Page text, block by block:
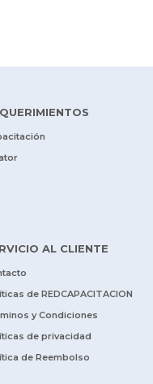
AL CLIENTE
de REDCAPACITACION
y Condiciones
de privacidad
de Reembolso